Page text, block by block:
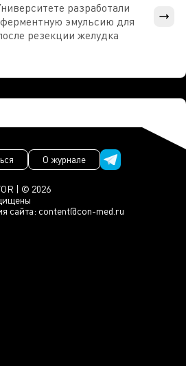
разработали
эмульсию для
резекции желудка
| © 2026
сайта: content@con-med.ru
О журнале